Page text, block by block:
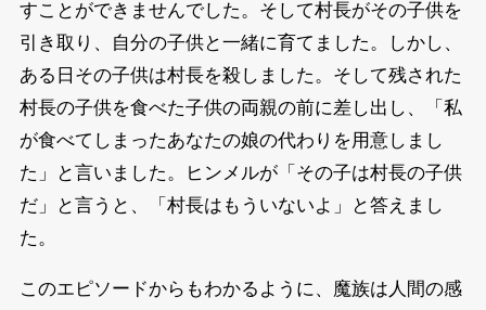
すことができませんでした。そして村長がその子供を
引き取り、自分の子供と一緒に育てました。しかし、
ある日その子供は村長を殺しました。そして残された
村長の子供を食べた子供の両親の前に差し出し、「私
が食べてしまったあなたの娘の代わりを用意しまし
た」と言いました。ヒンメルが「その子は村長の子供
だ」と言うと、「村長はもういないよ」と答えまし
た。
このエピソードからもわかるように、魔族は人間の感